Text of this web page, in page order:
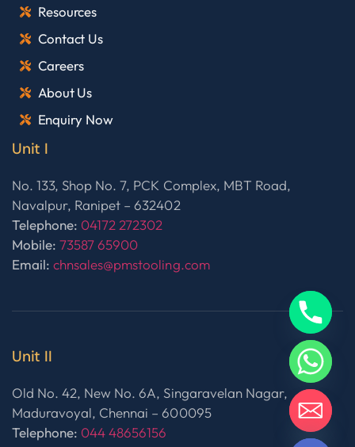
Resources
Contact Us
Careers
About Us
Enquiry Now
Unit I
No. 133, Shop No. 7, PCK Complex, MBT Road,
Navalpur, Ranipet – 632402
Telephone: 04172 272302
Mobile: 73587 65900
Email:chnsales@pmstooling.com
Unit II
Old No. 42, New No. 6A, Singaravelan Nagar,
Maduravoyal, Chennai – 600095
Telephone: 044 48656156
HIDE CHATY